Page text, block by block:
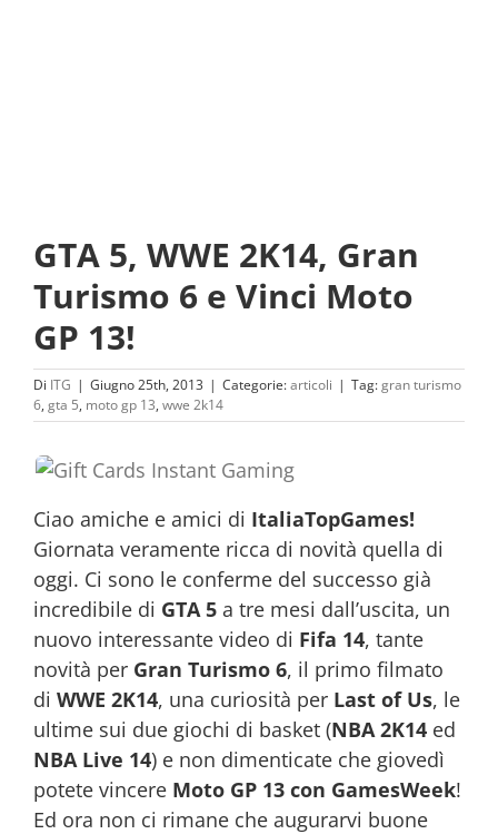
GTA 5, WWE 2K14, Gran
Turismo 6 e Vinci Moto
GP 13!
Di ITG | Giugno 25th, 2013 | Categorie:articoli | Tag:gran turismo
6, gta 5, moto gp 13, wwe 2k14
Ciao amiche e amici di ItaliaTopGames!
Giornata veramente ricca di novità quella di
oggi. Ci sono le conferme del successo già
incredibile di GTA 5 a tre mesi dall’uscita, un
nuovo interessante video di Fifa 14, tante
novità per Gran Turismo 6, il primo filmato
di WWE 2K14, una curiosità per Last of Us, le
ultime sui due giochi di basket (NBA 2K14 ed
NBA Live 14) e non dimenticate che giovedì
potete vincere Moto GP 13 con GamesWeek!
Ed ora non ci rimane che augurarvi buone